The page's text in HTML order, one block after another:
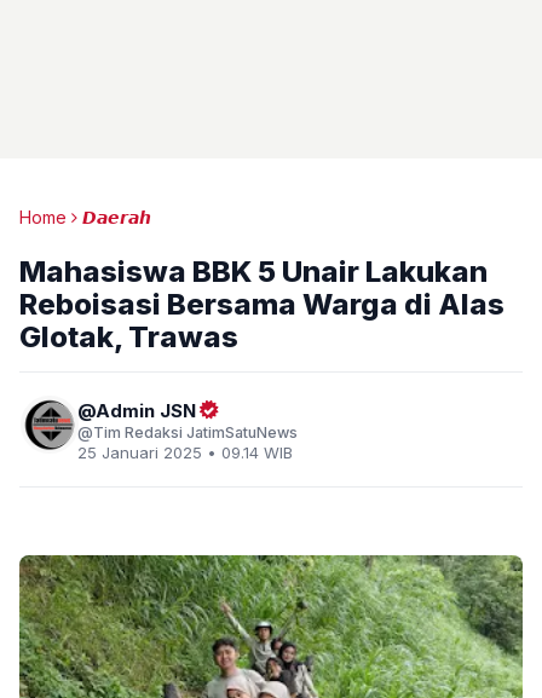
Home 𝘿𝙖𝙚𝙧𝙖𝙝
Mahasiswa BBK 5 Unair Lakukan
Reboisasi Bersama Warga di Alas
Glotak, Trawas
Admin JSN
Tim Redaksi JatimSatuNews
25 Januari 2025 • 09.14 WIB